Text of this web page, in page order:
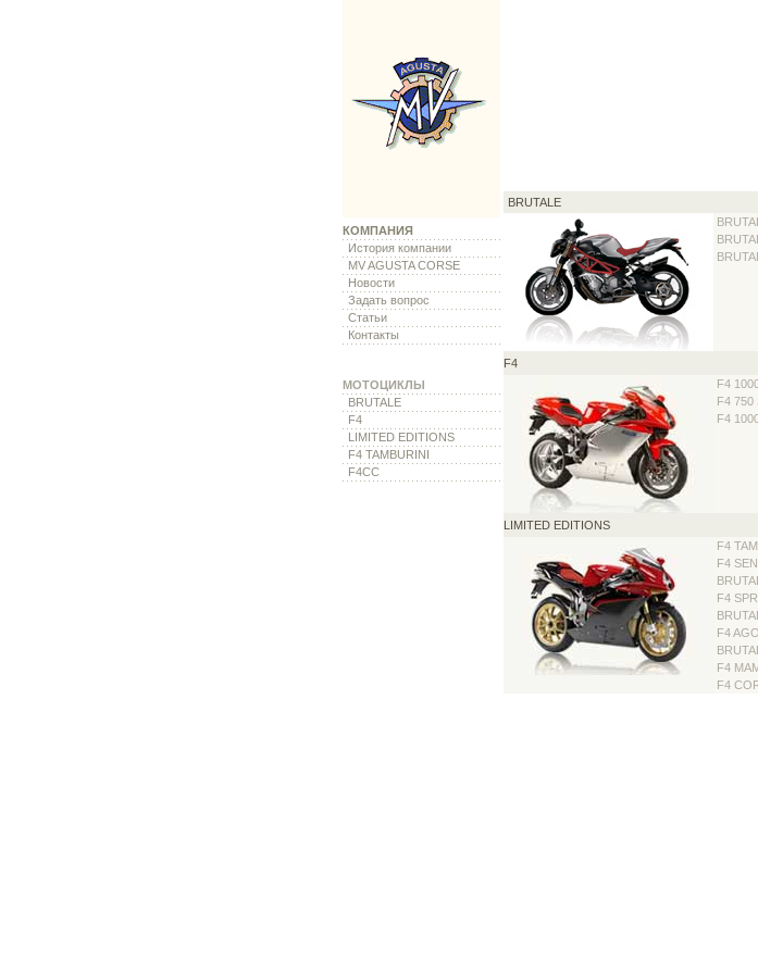
КОМПАНИЯ
История компании
MV AGUSTA CORSE
Новости
Задать вопрос
Статьи
Контакты
МОТОЦИКЛЫ
BRUTALE
F4
LIMITED EDITIONS
F4 TAMBURINI
F4CC
BRUTALE
F4
F4
F4 750
F4
LIMITED EDITIONS
F4
F4
F4 SPR
F4 AGO
F4
F4